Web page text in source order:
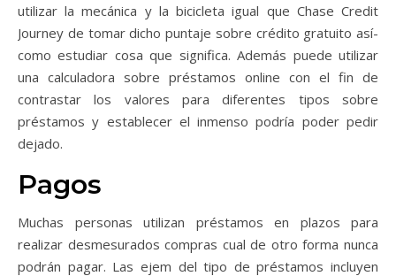
utilizar la mecánica y la bicicleta igual que Chase Credit
Journey de tomar dicho puntaje sobre crédito gratuito así­
como estudiar cosa que significa. Además puede utilizar
una calculadora sobre préstamos online con el fin de
contrastar los valores para diferentes tipos sobre
préstamos y establecer el inmenso podría poder pedir
dejado.
Pagos
Muchas personas utilizan préstamos en plazos para
realizar desmesurados compras cual de otro forma nunca
podrán pagar. Las ejem del tipo de préstamos incluyen